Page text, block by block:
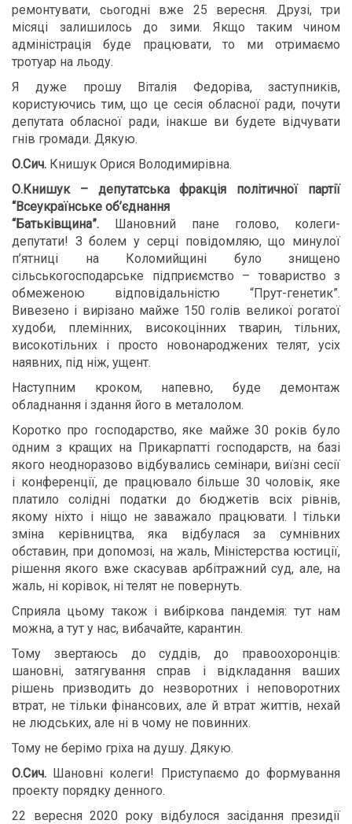
ремонтувати, сьогодні вже 25 вересня. Друзі, три
місяці залишилось до зими. Якщо таким чином
адміністрація буде працювати, то ми отримаємо
тротуар на льоду.
Я дуже прошу Віталія Федоріва, заступників,
користуючись тим, що це сесія обласної ради, почути
депутата обласної ради, інакше ви будете відчувати
гнів громади. Дякую.
О.Сич. Книшук Орися Володимирівна.
О.Книшук – депутатська фракція політичної партії
“Всеукраїнське об’єднання
“Батьківщина”. Шановний пане голово, колеги-
депутати! З болем у серці повідомляю, що минулої
п’ятниці на Коломийщині було знищено
сільськогосподарське підприємство – товариство з
обмеженою відповідальністю “Прут-генетик”.
Вивезено і вирізано майже 150 голів великої рогатої
худоби, племінних, високоцінних тварин, тільних,
високотільних і просто новонароджених телят, усіх
наявних, під ніж, ущент.
Наступним кроком, напевно, буде демонтаж
обладнання і здання його в металолом.
Коротко про господарство, яке майже 30 років було
одним з кращих на Прикарпатті господарств, на базі
якого неодноразово відбувались семінари, виїзні сесії
і конференції, де працювало більше 30 чоловік, яке
платило солідні податки до бюджетів всіх рівнів,
якому ніхто і ніщо не заважало працювати. І тільки
зміна керівництва, яка відбулася за сумнівних
обставин, при допомозі, на жаль, Міністерства юстиції,
рішення якого вже скасував арбітражний суд, але, на
жаль, ні корівок, ні телят не повернуть.
Сприяла цьому також і вибіркова пандемія: тут нам
можна, а тут у нас, вибачайте, карантин.
Тому звертаюсь до суддів, до правоохоронців:
шановні, затягування справ і відкладання ваших
рішень призводить до незворотних і неповоротних
втрат, не тільки фінансових, але й втрат життів, нехай
не людських, але ні в чому не повинних.
Тому не берімо гріха на душу. Дякую.
О.Сич. Шановні колеги! Приступаємо до формування
проекту порядку денного.
22 вересня 2020 року відбулося засідання президії